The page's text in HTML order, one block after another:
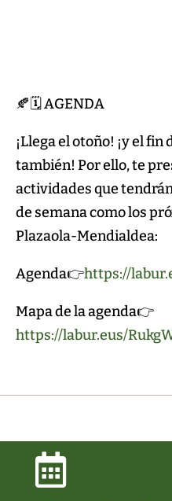
🍂🗓 AGENDA
¡Llega el otoño! ¡y el fin
también! Por ello, te
actividades que
de semana como los
Plazaola-Mendialdea:
Agenda👉https://
Mapa de la agenda👉
https://labur.eus/
